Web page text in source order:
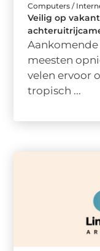
Computers /
Veilig op
meesten
velen ervoor
tropisch ...